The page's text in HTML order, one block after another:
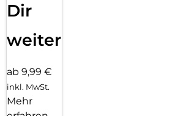
Dir
weiter
ab 9,99 €
inkl. MwSt.
Mehr